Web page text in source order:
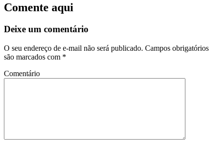
Comente aqui
Deixe um comentário
O seu endereço de e-mail não será publicado. Campos obrigatórios
são marcados com *
Comentário